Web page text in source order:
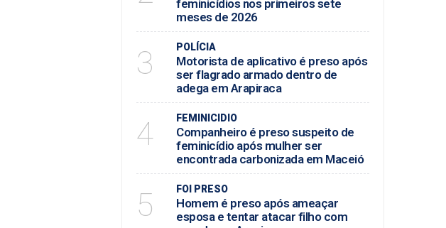
feminicídios nos primeiros sete
meses de 2026
3 POLÍCIA
Motorista de aplicativo é preso após
ser flagrado armado dentro de
adega em Arapiraca
4 FEMINICIDIO
Companheiro é preso suspeito de
feminicídio após mulher ser
encontrada carbonizada em Maceió
5 FOI PRESO
Homem é preso após ameaçar
esposa e tentar atacar filho com